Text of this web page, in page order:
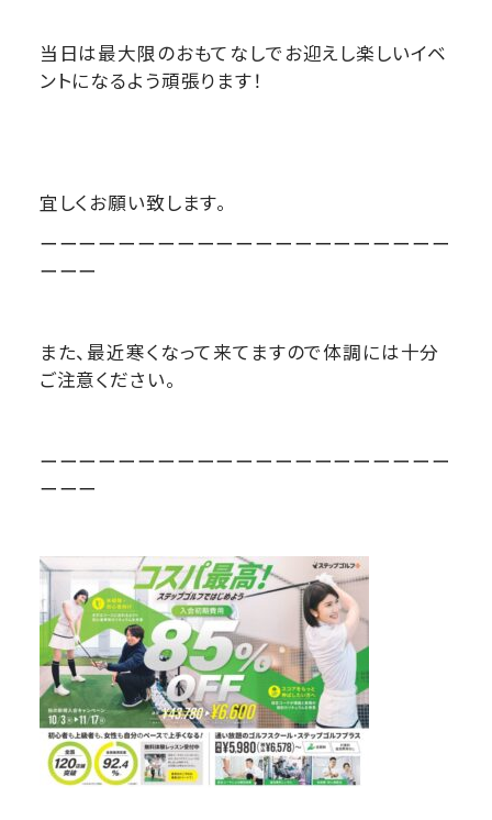
当日は最大限のおもてなしでお迎えし楽しいイベ
ントになるよう頑張ります！
宜しくお願い致します。
ーーーーーーーーーーーーーーーーーーーーー
ーーー
また、最近寒くなって来てますので体調には十分
ご注意ください。
ーーーーーーーーーーーーーーーーーーーーー
ーーー